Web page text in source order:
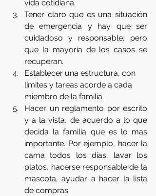
vida cotidiana.
Tener claro que es una situación
de emergencia y hay que ser
cuidadoso y responsable, pero
que la mayoría de los casos se
recuperan.
Establecer una estructura, con
límites y tareas acorde a cada
miembro de la familia.
Hacer un reglamento por escrito
y a la vista, de acuerdo a lo que
decida la familia que es lo mas
importante. Por ejemplo, hacer la
cama todos los días, lavar los
platos, hacerse responsable de la
mascota, ayudar a hacer la lista
de compras.